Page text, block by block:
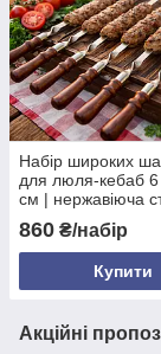
Набір широких
для люля-кебаб
см | нержавіюча
шампури для
860 ₴/набір
Купити
Акційні